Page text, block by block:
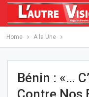
Home A la Une
Bénin : «…
Contre Nos